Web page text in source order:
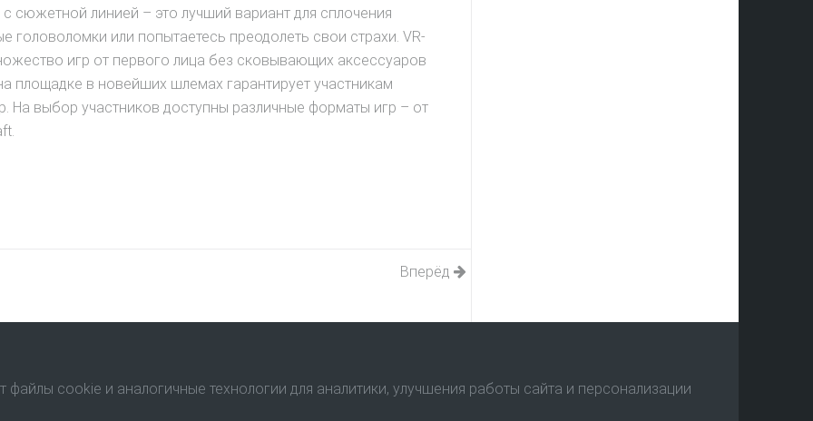
сюжетной линией – это лучший вариант для сплочения
головоломки или попытаетесь преодолеть свои страхи. VR-
игр от первого лица без сковывающих аксессуаров
площадке в новейших шлемах гарантирует участникам
На выбор участников доступны различные форматы игр – от
Вперёд
файлы cookie и аналогичные технологии для аналитики, улучшения работы сайта и персонализации